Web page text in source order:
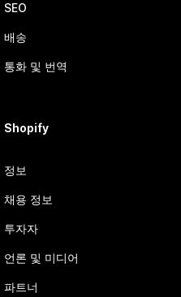
SEO
배송
통화 및 번역
Shopify
정보
채용 정보
투자자
언론 및 미디어
파트너